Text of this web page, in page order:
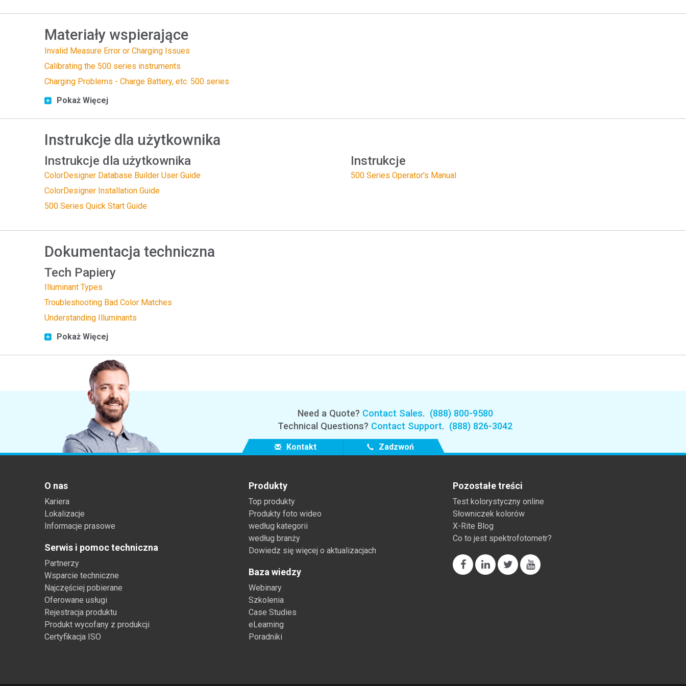
Tworzywa sztuczne
Materiały wspierające
Invalid Measure Error or Charging Issues
Calibrating the 500 series instruments
Charging Problems - Charge Battery, etc. 500 series
Pokaż Więcej
Instrukcje dla użytkownika
Instrukcje dla użytkownika
ColorDesigner Database Builder User Guide
ColorDesigner Installation Guide
500 Series Quick Start Guide
Instrukcje
500 Series Operator's Manual
Dokumentacja techniczna
Tech Papiery
Illuminant Types
Troubleshooting Bad Color Matches
Understanding Illuminants
Pokaż Więcej
Need a Quote? Contact Sales. (888) 800-9580
Technical Questions? Contact Support. (888) 826-3042
Kontakt Zadzwoń
O nas
Kariera
Lokalizacje
Informacje prasowe
Serwis i pomoc techniczna
Partnerzy
Wsparcie techniczne
Najczęściej pobierane
Oferowane usługi
Rejestracja produktu
Produkt wycofany z produkcji
Certyfikacja ISO
Produkty
Top produkty
Produkty foto wideo
według kategorii
według branży
Dowiedz się więcej o aktualizacjach
Baza wiedzy
Webinary
Szkolenia
Case Studies
eLearning
Poradniki
Pozostałe treści
Test kolorystyczny online
Słowniczek kolorów
X-Rite Blog
Co to jest spektrofotometr?